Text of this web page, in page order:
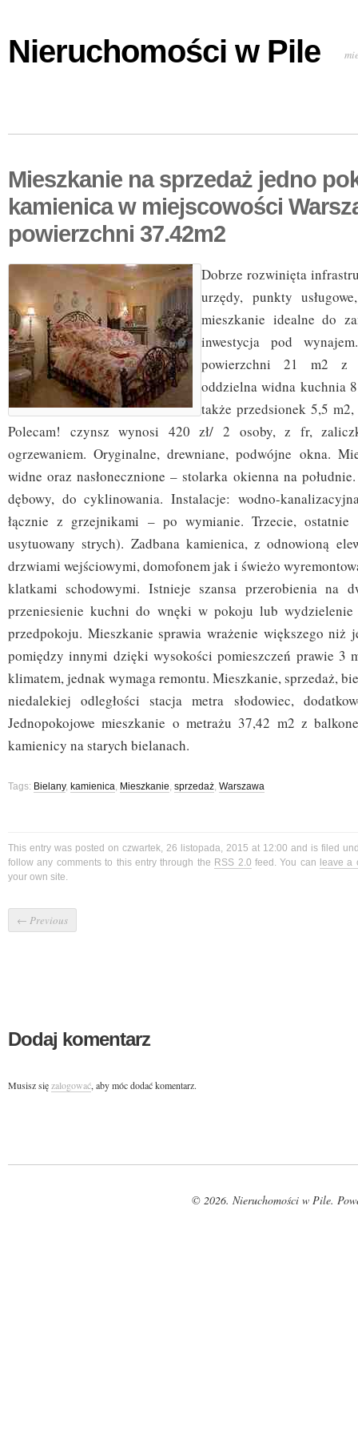
Nieruchomości w Pile
Mieszkanie na sprzedaż jedno
kamienica w miejscowości
powierzchni 37.42m2
Dobrze rozwinięta
urzędy, punkty
mieszkanie idealne do
inwestycja pod
powierzchni 21 m2 z
oddzielna widna kuchnia
także przedsionek 5,5
Polecam! czynsz wynosi 420 zł/ 2 osoby, z fr,
ogrzewaniem. Oryginalne, drewniane, podwójne okna.
widne oraz nasłonecznione – stolarka okienna na
dębowy, do cyklinowania. Instalacje: wodno-
łącznie z grzejnikami – po wymianie. Trzecie,
usytuowany strych). Zadbana kamienica, z odnowioną
drzwiami wejściowymi, domofonem jak i świeżo
klatkami schodowymi. Istnieje szansa przerobienia na
przeniesienie kuchni do wnęki w pokoju lub
przedpokoju. Mieszkanie sprawia wrażenie większego niż
pomiędzy innymi dzięki wysokości pomieszczeń prawie 3
klimatem, jednak wymaga remontu. Mieszkanie, sprzedaż,
niedalekiej odległości stacja metra słodowiec,
Jednopokojowe mieszkanie o metrażu 37,42 m2 z
kamienicy na starych bielanach.
Tags: Bielany, kamienica, Mieszkanie, sprzedaż, Warszawa
This entry was posted on czwartek, 26 listopada, 2015 at 12:00 and is filed
follow any comments to this entry through the RSS 2.0 feed. You can leave a
your own site.
← Previous
Dodaj komentarz
Musisz sięzalogować, aby móc dodać komentarz.
© 2026. Nieruchomości w Pile.